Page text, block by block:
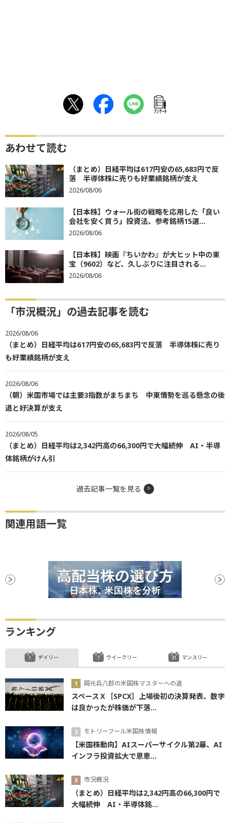
ｱﾝｹｰﾄ
あわせて読む
（まとめ）日経平均は617円安の65,683円で反
落 半導体株に売りも好業績銘柄が支え
2026/08/06
【日本株】ウォール街の戦略を応用した「良い
会社を安く買う」投資法、参考銘柄15選...
2026/08/06
【日本株】映画『ちいかわ』が大ヒット中の東
宝（9602）など、久しぶりに注目される...
2026/08/06
「市況概況」の過去記事を読む
2026/08/06
（まとめ）日経平均は617円安の65,683円で反落 半導体株に売り
も好業績銘柄が支え
2026/08/06
（朝）米国市場では主要3指数がまちまち 中東情勢を巡る懸念の後
退と好決算が支え
2026/08/05
（まとめ）日経平均は2,342円高の66,300円で大幅続伸 AI・半導
体銘柄がけん引
過去記事一覧を見る
関連用語一覧
ランキング
デイリー
岡元兵八郎の米国株マスターへの道
スペースＸ［SPCX］上場後初の決算発表、数字
は良かったが株価が下落...
モトリーフール米国株情報
【米国株動向】AIスーパーサイクル第2幕、AI
インフラ投資拡大で恩恵...
市況概況
（まとめ）日経平均は2,342円高の66,300円で
大幅続伸 AI・半導体銘...
ウイークリー マンスリー